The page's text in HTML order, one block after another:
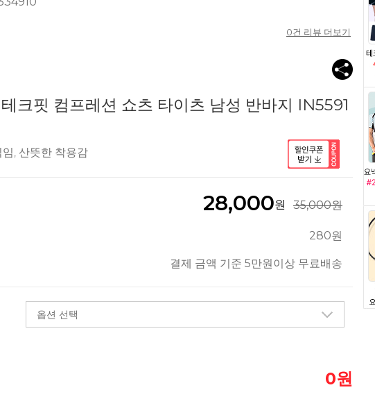
0건 리뷰 더보기
크핏 컴프레션 쇼츠 타이츠 남성 반바지 IN5591
, 산뜻한 착용감
28,000원 35,000원
280원
결제 금액 기준 5만원이상 무료배송
0원